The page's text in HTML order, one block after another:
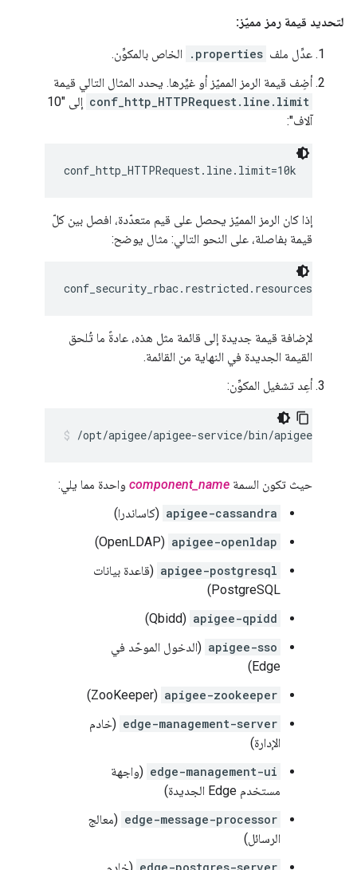
لتحديد قيمة رمز مميّز:
عدِّل ملف .properties
الخاص بالمكوِّن.
أضِف قيمة الرمز المميّز أو غيِّرها. يحدد المثال التالي قيمة
conf_http_HTTPRequest.line.limit
إلى "10
آلاف":
conf_http_HTTPRequest.line.limit=10k
إذا كان الرمز المميّز يحصل على قيم متعدّدة، افصل بين كلّ
قيمة بفاصلة، على النحو التالي: مثال يوضح:
conf_security_rbac.restricted.resources=/
لإضافة قيمة جديدة إلى قائمة مثل هذه، عادةً ما تُلحق
القيمة الجديدة في النهاية من القائمة.
أعِد تشغيل المكوِّن:
/opt/apigee/apigee-service/bin/apigee-
حيث تكون السمة component_name واحدة مما يلي:
apigee-cassandra (كاساندرا)
apigee-openldap
(OpenLDAP)
apigee-postgresql (قاعدة بيانات
PostgreSQL)
apigee-qpidd
(Qbidd)
apigee-sso (الدخول الموحّد في
Edge)
apigee-zookeeper
(ZooKeeper)
edge-management-server (خادم
الإدارة)
edge-management-ui (واجهة
مستخدم Edge الجديدة)
edge-message-processor (معالج
الرسائل)